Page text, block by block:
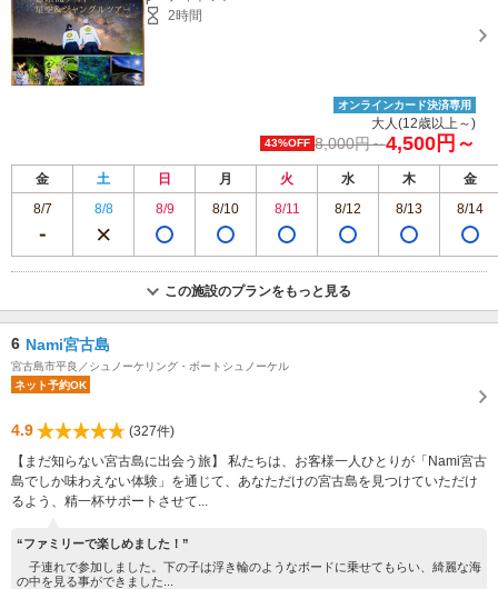
ファミリー
2時間
オンラインカード決済専用
大人(12歳以上～)
43%OFF 8,000円～4,500円～
金 土 日 月 火 水 木
金
8/7
8/8 8/9 8/10 8/11 8/12 8/13 8/14
この施設のプランをもっと見る
6 Nami宮古島
宮古島市平良／シュノーケリング・ボートシュノーケル
ネット予約OK
4.9
(327件)
【まだ知らない宮古島に出会う旅】 私たちは、お客様一人ひとりが「Nami宮古
島でしか味わえない体験」を通じて、あなただけの宮古島を見つけていただけ
るよう、精一杯サポートさせて...
“ファミリーで楽しめました！”
子連れで参加しました。下の子は浮き輪のようなボードに乗せてもらい、綺麗な海
の中を見る事ができました...